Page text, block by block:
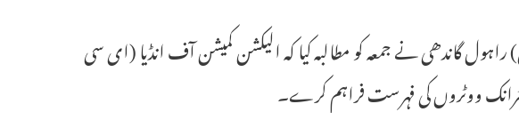
گاندھی نے جمعہ کو مطالبہ کیا کہ الیکشن کمیشن آف انڈیا (ای سی